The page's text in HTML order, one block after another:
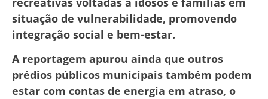
situação de vulnerabilidade, promovendo
integração social e bem-estar.
A reportagem apurou ainda que outros
prédios públicos municipais também podem
estar com contas de energia em atraso, o